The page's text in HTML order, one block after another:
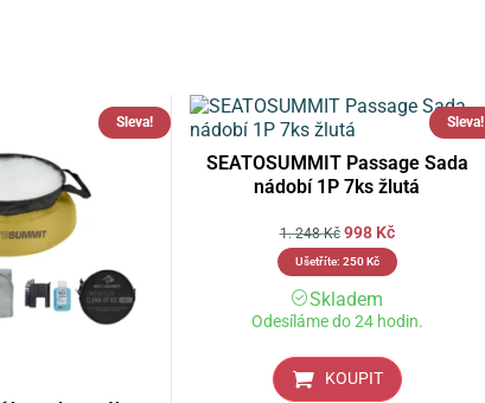
Sleva! Sleva!
SEATOSUMMIT Passage Sada
nádobí 1P 7ks žlutá
1. 248Kč 998 Kč
Ušetříte: 250Kč
Skladem
Odesíláme do 24 hodin.
KOUPIT